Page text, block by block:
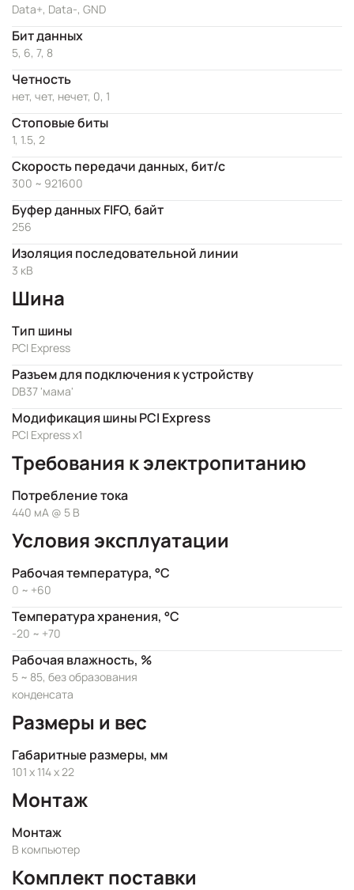
Data+, Data-, GND
Бит данных
5, 6, 7, 8
Четность
нет, чет, нечет, 0, 1
Стоповые биты
1, 1.5, 2
Скорость передачи данных, бит/с
300 ~ 921600
Буфер данных FIFO, байт
256
Изоляция последовательной линии
3 кВ
Шина
Тип шины
PCI Express
Разъем для подключения к устройству
DB37 'мама'
Модификация шины PCI Express
PCI Express x1
Требования к электропитанию
Потребление тока
440 мА @ 5 В
Условия эксплуатации
Рабочая температура, °C
0 ~ +60
Температура хранения, °C
-20 ~ +70
Рабочая влажность, %
5 ~ 85, без образования
конденсата
Размеры и вес
Габаритные размеры, мм
101 x 114 x 22
Монтаж
Монтаж
В компьютер
Комплект поставки